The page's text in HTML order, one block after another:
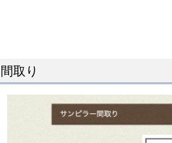
間取り